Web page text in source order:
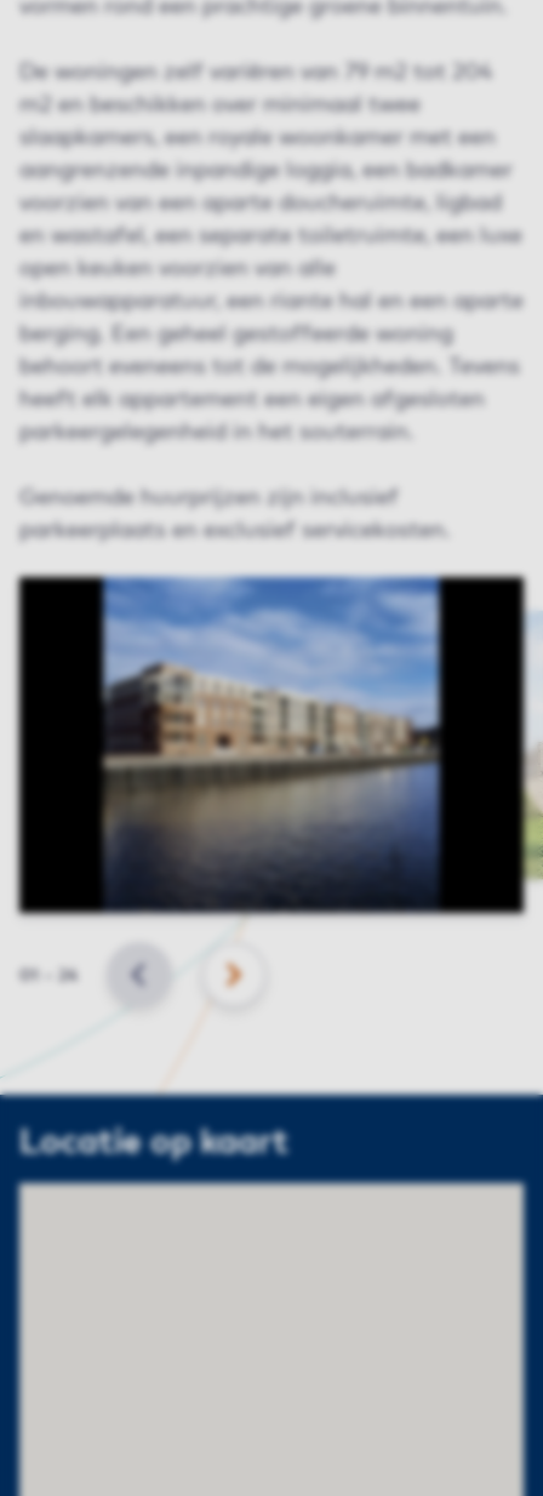
vormen rond een prachtige groene binnentuin.
De woningen zelf variëren van 79 m2 tot 204
m2 en beschikken over minimaal twee
slaapkamers, een royale woonkamer met een
aangrenzende inpandige loggia, een badkamer
voorzien van een aparte doucheruimte, ligbad
en wastafel, een separate toiletruimte, een luxe
open keuken voorzien van alle
inbouwapparatuur, een riante hal en een aparte
berging. Een geheel gestoffeerde woning
behoort eveneens tot de mogelijkheden. Tevens
heeft elk appartement een eigen afgesloten
parkeergelegenheid in het souterrain.
Genoemde huurprijzen zijn inclusief
parkeerplaats en exclusief servicekosten.
Slide
VORIGE VOLGENDE
Locatie op kaart